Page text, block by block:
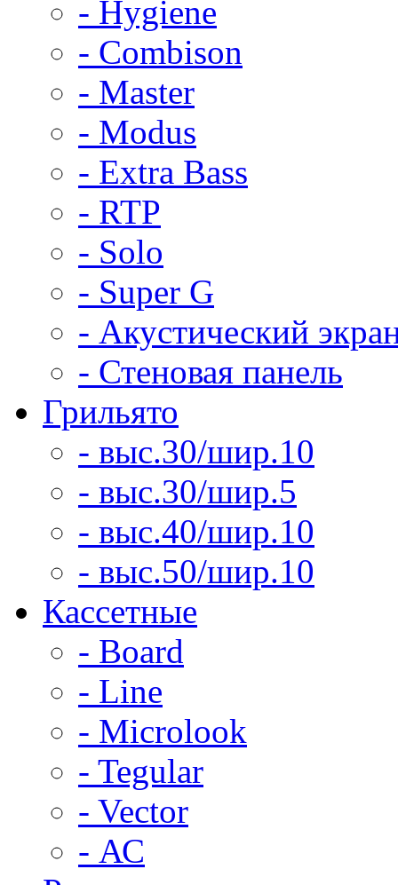
- Hygiene
- Combison
- Master
- Modus
- Extra Bass
- RTP
- Solo
- Super G
- Акустический
- Стеновая панель
Грильято
- выс.30/шир.10
- выс.30/шир.5
- выс.40/шир.10
- выс.50/шир.10
Кассетные
- Board
- Line
- Microlook
- Tegular
- Vector
- АС